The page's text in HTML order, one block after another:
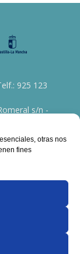
otras nos
fines
925 123
s/n -